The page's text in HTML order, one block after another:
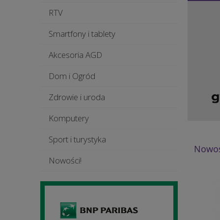
RTV
Smartfony i tablety
Akcesoria AGD
Dom i Ogród
Zdrowie i uroda
Komputery
Sport i turystyka
Nowości!